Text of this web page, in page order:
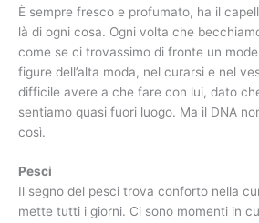
È sempre fresco e profumato, ha il
là di ogni cosa. Ogni volta che
come se ci trovassimo di fronte un
figure dell’alta moda, nel curarsi e nel
difficile avere a che fare con lui, dato
sentiamo quasi fuori luogo. Ma il DNA
così.
Pesci
Il segno del pesci trova conforto nella
mette tutti i giorni. Ci sono momenti in